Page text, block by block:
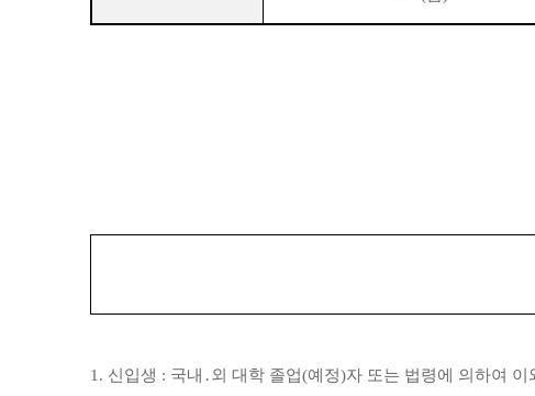
1. 신입생 : 국내․외 대학 졸업(예정)자 또는 법령에 의하여